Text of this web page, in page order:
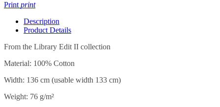
Printprint
Description
Product Details
From the Library Edit II collection
Material: 100% Cotton
Width: 136 cm (usable width 133 cm)
Weight: 76 g/m²